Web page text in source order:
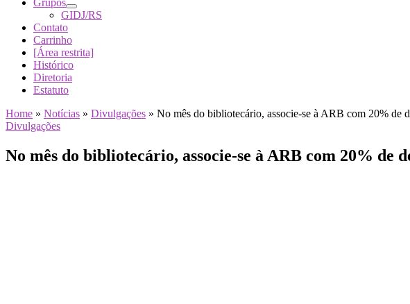
Grupos
GIDJ/RS
Contato
Carrinho
[Área restrita]
Histórico
Diretoria
Estatuto
Home » Notícias » Divulgações » No mês do bibliotecário, associe-se à ARB com 20% de
Divulgações
No mês do bibliotecário, associe-se à ARB com 20% de